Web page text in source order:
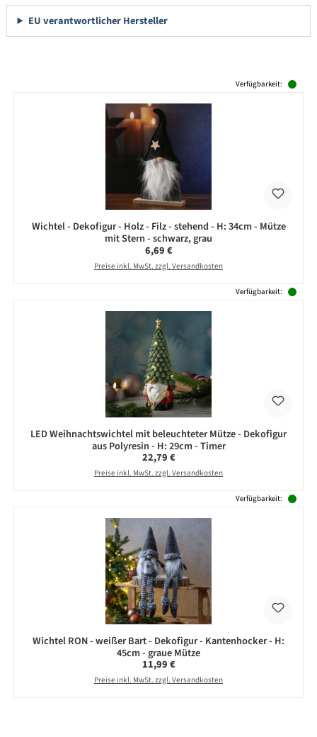
EU verantwortlicher Hersteller
Verfügbarkeit:
Wichtel - Dekofigur - Holz - Filz - stehend - H: 34cm - Mütze
mit Stern - schwarz, grau
Regulärer Preis:
6,69 €
Preise inkl. MwSt. zzgl. Versandkosten
Verfügbarkeit:
LED Weihnachtswichtel mit beleuchteter Mütze - Dekofigur
aus Polyresin - H: 29cm - Timer
Regulärer Preis:
22,79 €
Preise inkl. MwSt. zzgl. Versandkosten
Verfügbarkeit:
Wichtel RON - weißer Bart - Dekofigur - Kantenhocker - H:
45cm - graue Mütze
Regulärer Preis:
11,99 €
Preise inkl. MwSt. zzgl. Versandkosten